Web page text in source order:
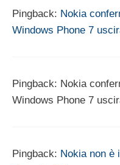
Pingback: Nokia
Windows Phone 7
Pingback: Nokia
Windows Phone 7
Pingback: Nokia non è